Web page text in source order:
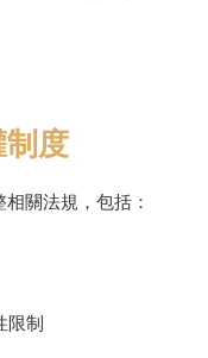
度
關法規，包括：
限制